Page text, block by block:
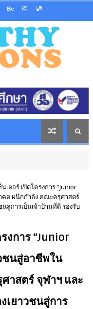
นเตอร์ เปิดโครงการ “Junior
คต ผนึกกำลัง คณะครุศาสตร์
สู่การเป็นเจ้าบ้านที่ดี รองรับ
งการ “Junior
ชนสู่อาชีพใน
าสตร์ จุฬาฯ และ
เยาวชนสู่การ